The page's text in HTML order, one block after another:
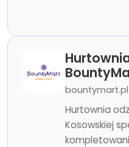
bountymart.pl
Hurtownia
Kosowskiej